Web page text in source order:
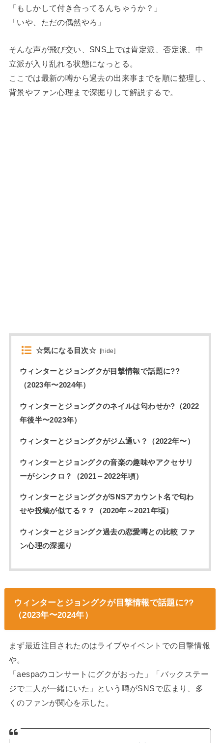
「もしかして付き合ってるんちゃうか？」
「いや、ただの偶然やろ」
そんな声が飛び交い、SNS上では肯定派、否定派、中
立派が入り乱れる状態になっとる。
ここでは最新の噂から過去の出来事までを順に整理し、
背景やファン心理まで深掘りして解説するで。
☆気になる目次☆ [hide]
ウィンターとジョングクが目撃情報で話題に??
（2023年〜2024年）
ウィンターとジョングクのネイルは匂わせか?（2022
年後半〜2023年）
ウィンターとジョングクがジム通い？（2022年〜）
ウィンターとジョングクの音楽の趣味やアクセサリ
ーがシンクロ？（2021～2022年頃）
ウィンターとジョングクがSNSアカウント名で匂わ
せや投稿が似てる？？（2020年～2021年頃）
ウィンターとジョングク過去の恋愛噂との比較 ファ
ン心理の深掘り
ウィンターとジョングクが目撃情報で話題に??
（2023年〜2024年）
まず最近注目されたのはライブやイベントでの目撃情報
や。
「aespaのコンサートにグクがおった」「バックステー
ジで二人が一緒にいた」という噂がSNSで広まり、多
くのファンが関心を示した。